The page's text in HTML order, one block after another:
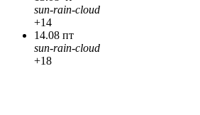
sun-rain-cloud
+14
14.08 пт
sun-rain-cloud
+18